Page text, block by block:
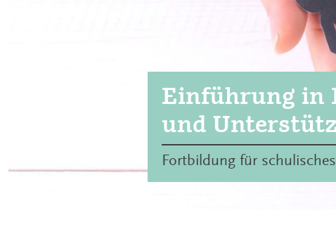
Einführung in
und
Fortbildung für